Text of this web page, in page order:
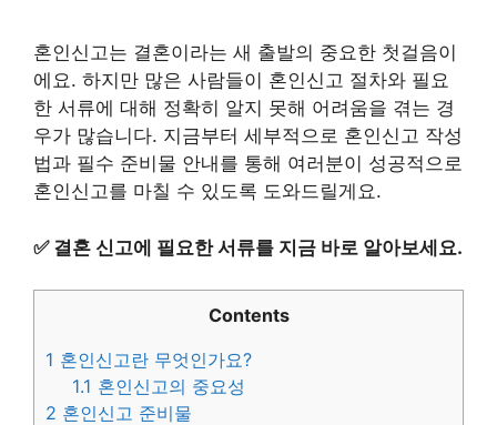
혼인신고는 결혼이라는 새 출발의 중요한 첫걸음이
에요. 하지만 많은 사람들이 혼인신고 절차와 필요
한 서류에 대해 정확히 알지 못해 어려움을 겪는 경
우가 많습니다. 지금부터 세부적으로 혼인신고 작성
법과 필수 준비물 안내를 통해 여러분이 성공적으로
혼인신고를 마칠 수 있도록 도와드릴게요.
✅ 결혼 신고에 필요한 서류를 지금 바로 알아보세요.
Contents
1 혼인신고란 무엇인가요?
1.1 혼인신고의 중요성
2 혼인신고 준비물